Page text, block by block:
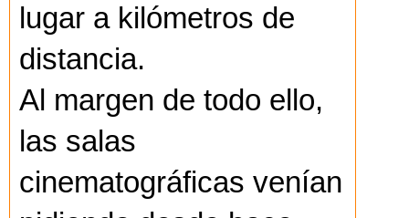
lugar a kilómetros de
distancia.
Al margen de todo ello,
las salas
cinematográficas venían